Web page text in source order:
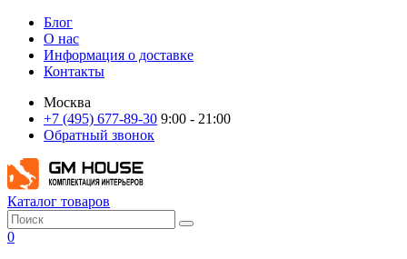
Блог
О нас
Информация о доставке
Контакты
Москва
+7 (495) 677-89-30 9:00 - 21:00
Обратный звонок
Каталог товаров
0